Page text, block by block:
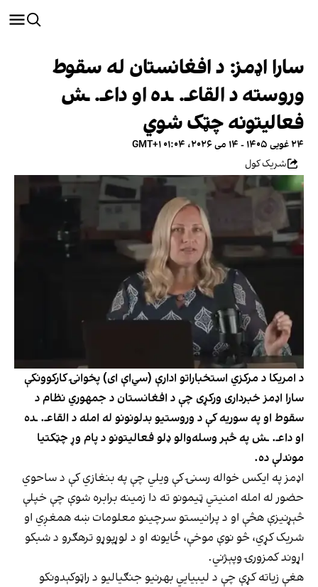
سارا اډمز: د افغانستان له سقوط
وروسته د القاعـ. ـده او داعـ. ـش
فعالیتونه چټک شوي
۲۴ غویی ۱۴۰۵ - ۱۴ می ۲۰۲۶، ۰۱:۰۴ GMT+۱
شریک کول
د امریکا د مرکزي استخباراتو ادارې (سي‌اې ای) پخوانۍ کارکوونکې
سارا اډمز خبرداری ورکړی چې د افغانستان د جمهوري نظام د
سقوط او په سوریه کې د وروستیو بدلونونو له امله د القاعـ. ـده
او داعـ. ـش په څېر وسله‌والو ډلو فعالیتونو د پام وړ چټکتیا
موندلې ده.
اډمز په ایکس خواله رسنۍ کې ویلي چې په بنغازي کې د ساحوي
حضور له امله امنیتي ټیمونو ته دا زمینه برابره شوې چې خپلې
څېړنیزې هڅې او د پرانیستو سرچینو معلومات ښه همغږي او
شریک کړي، څو نوې موخې، ځایونه او د لوړپوړو ترهګرو د شبکو
اړوند کمزورۍ وپېژني.
هغې زیاته کړې چې د لیبیايي بهرنیو جنګیالیو د راټوکېدونکو